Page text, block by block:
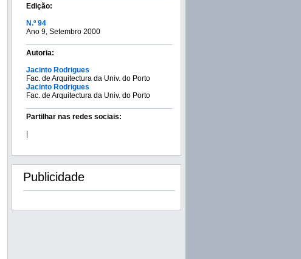
Edição:
N.º 94
Ano 9, Setembro 2000
Autoria:
Jacinto Rodrigues
Fac. de Arquitectura da Univ. do Porto
Jacinto Rodrigues
Fac. de Arquitectura da Univ. do Porto
Partilhar nas redes sociais:
Publicidade